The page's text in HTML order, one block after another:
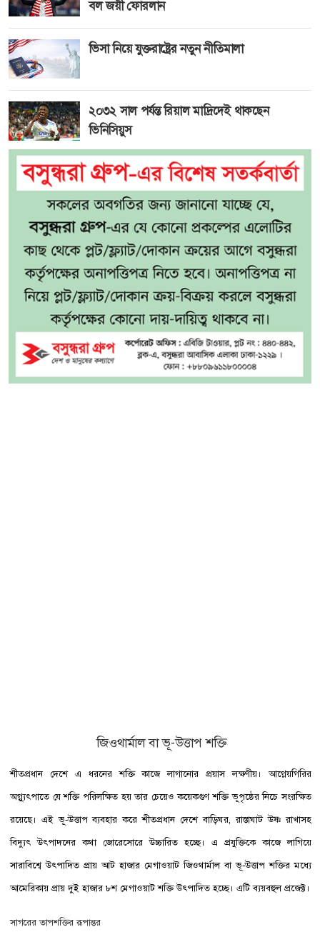
বল জয়ী ফোরলান
ভিসা নিয়ে যুক্তরাষ্ট্রের নতুন নীতিমালা
২০৩২ সাল পর্যন্ত রিয়াল মাদ্রিদেই থাকছেন
ভিনিসিয়ুস
জিওথার্মাল বা ভূ-উত্তাপ শক্তি
শীতপ্রধান দেশে এ ধরনের শক্তি কাজে লাগানোর প্রয়াস লক্ষণীয়। আগ্নেয়গিরির
অগ্ন্যুৎপাতে যে শক্তি পরিলক্ষিত হয় তার চেয়েও কয়েকগুণ শক্তি ভূপৃষ্ঠের নিচে সংরক্ষিত
রয়েছে। এই ভূ-উত্তাপ ব্যবহার করে শীতপ্রধান দেশে বাড়িঘর, রাস্তাঘাট উষ্ণ রাখাসহ
বিদ্যুৎ উৎপাদনের কথা জোরেসোরে উচ্চারিত হচ্ছে। এ প্রযুক্তিকে কাজে লাগিয়ে
সারাবিশ্বে উৎপাদিত প্রায় আট হাজার মেগাওয়াট জিওথার্মাল বা ভূ-উত্তাপ শক্তির মধ্যে
আমেরিকায় প্রায় দুই হাজার ৮শ মেগাওয়াট শক্তি উৎপাদিত হচ্ছে। এটি ব্যয়বহুল প্রজেক্ট।
সাগরের তাপশক্তির রূপান্তর